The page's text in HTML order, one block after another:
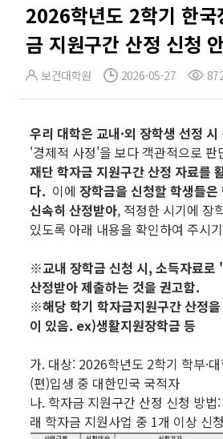
2026학년도 2학기 한국
금 지원구간 산정 신청
보건대학원 2026-05-27
우리 대학은 교내·외 장학생 선정 시
'경제적 사정'을 보다 객관적으로
재단 학자금 지원구간 산정 자료를
다. 이에장학금을 신청할 학생들
신속히 산정받아, 적정한 시기에 장
있도록 아래 내용을 확인하여 주시
※교내 장학금 신청 시, 소득자료로
산정받아 제출하는 것을 권고함.
※해당 학기 학자금지원구간 산정
이 있음. ex)생활지원장학금 등
가. 대상: 2026학년도 2학기 학부·
(편)입생 중 대한민국 국적자
나. 학자금 지원구간 산정 신청 방
래 학자금 지원사업 중 1개 이상 신청